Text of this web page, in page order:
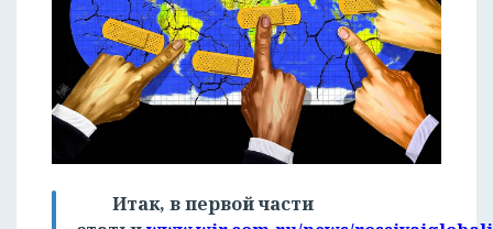
Итак, в первой части